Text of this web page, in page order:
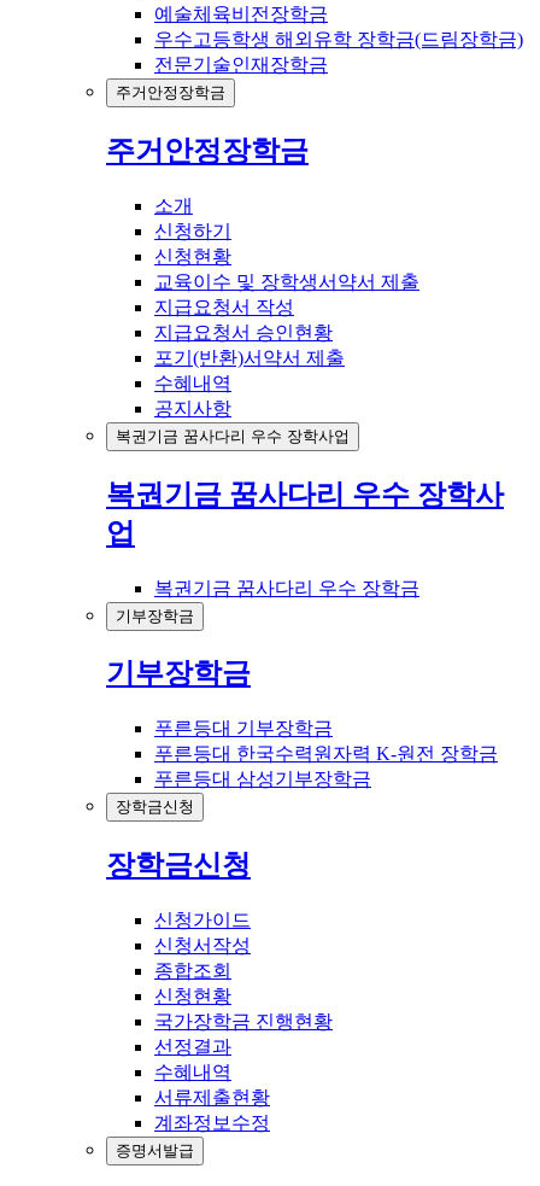
예술체육비전장학금
우수고등학생 해외유학 장학금(드림장학금)
전문기술인재장학금
주거안정장학금
주거안정장학금
소개
신청하기
신청현황
교육이수 및 장학생서약서 제출
지급요청서 작성
지급요청서 승인현황
포기(반환)서약서 제출
수혜내역
공지사항
복권기금 꿈사다리 우수 장학사업
복권기금 꿈사다리 우수 장학사
업
복권기금 꿈사다리 우수 장학금
기부장학금
기부장학금
푸른등대 기부장학금
푸른등대 한국수력원자력 K-원전 장학금
푸른등대 삼성기부장학금
장학금신청
장학금신청
신청가이드
신청서작성
종합조회
신청현황
국가장학금 진행현황
선정결과
수혜내역
서류제출현황
계좌정보수정
증명서발급